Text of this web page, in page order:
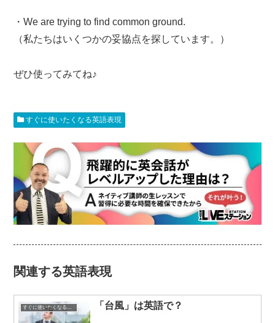
・We are trying to find common ground.
（私たちはいくつかの妥協点を探しています。）
ぜひ使ってみてね♪
すぐに使いたくなる英語表現
関連する英語表現
すぐに使いたくなる英語表現 「台風」は英語で？